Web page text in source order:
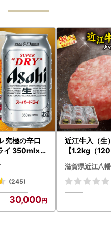
究極の辛口
イ 350ml×4
(245)
30,000
近江牛入（生
【1.2kg（
滋賀県近江八